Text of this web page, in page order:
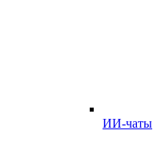
ИИ-чаты